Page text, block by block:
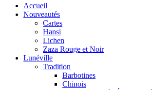
Accueil
Nouveautés
Cartes
Hansi
Lichen
Zaza Rouge et Noir
Lunéville
Tradition
Barbotines
Chinois